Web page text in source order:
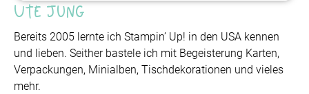
Ute Jung
Bereits 2005 lernte ich Stampin’ Up! in den USA kennen
und lieben. Seither bastele ich mit Begeisterung Karten,
Verpackungen, Minialben, Tischdekorationen und vieles
mehr.